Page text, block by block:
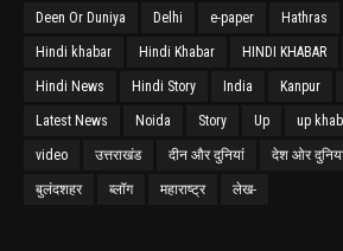
Deen Or Duniya Delhi e-paper Hathras
Hindi khabar Hindi Khabar HINDI KHABAR
Hindi News Hindi Story India Kanpur
Latest News Noida Story Up up
video उत्तराखंड दीन और दुनियां देश ओर
बुलंदशहर ब्लॉग महाराष्ट्र लेख-